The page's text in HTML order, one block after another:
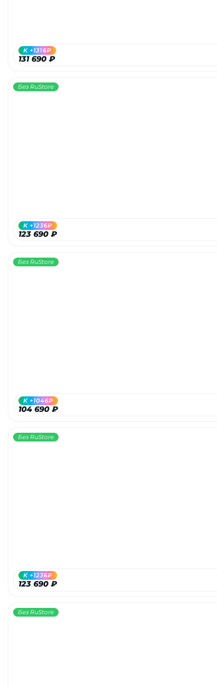
131 690 ₽
K +1316₽
Без RuStore
123 690 ₽
K +1236₽
Без RuStore
104 690 ₽
K +1046₽
Без RuStore
123 690 ₽
K +1236₽
Без RuStore